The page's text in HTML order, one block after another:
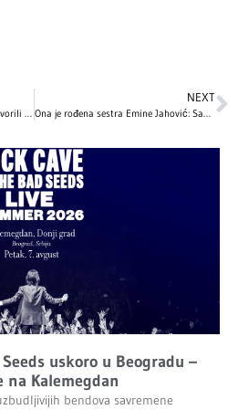
Zanemarili dizajnerska pravila i stvorili funkcionalni dom: Ovako izgleda unutrašnjost kuće Mile Kunis i Eštona Kučera
NEXT
Ona je rođena sestra Emine Jahović: Sabina se bavi ozbiljnim zanimanjem, a evo kako izgleda – fanovi tvrde da su kao bliznakinje!
uskoro u Beogradu –
Kalemegdan
bendova savremene